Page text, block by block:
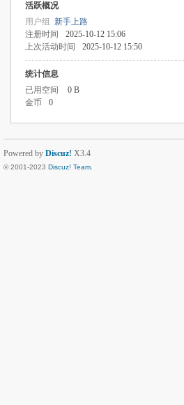
活跃概况
用户组 新手上路
注册时间
2025-10-12 15:06
上次活动时间
2025-10-12 15:50
统计信息
已用空间
0 B
金币
0
Powered by Discuz! X3.4
© 2001-2023 Discuz! Team